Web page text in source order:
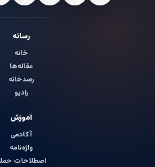
رسانه
خانه
مقاله‌ها
رصدخانه
رادیو
آموزش
آکادمی
واژه‌نامه
اصطلاحات